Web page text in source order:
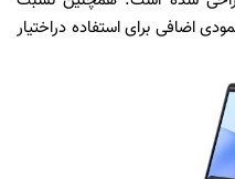
عمودی اضافی برای استفاده دراختیار